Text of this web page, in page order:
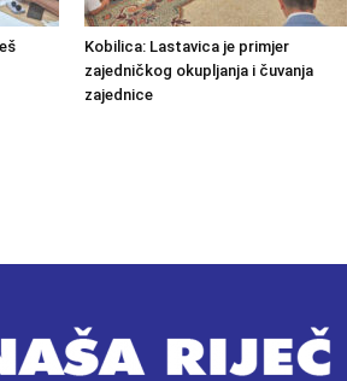
Kobilica: Lastavica je primjer
zajedničkog okupljanja i čuvanja
zajednice